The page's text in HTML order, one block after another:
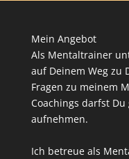
Mein Angebot
Als Mentaltrainer
auf Deinem Weg zu
Fragen zu meinem
Coachings darfst
aufnehmen.
Ich betreue als